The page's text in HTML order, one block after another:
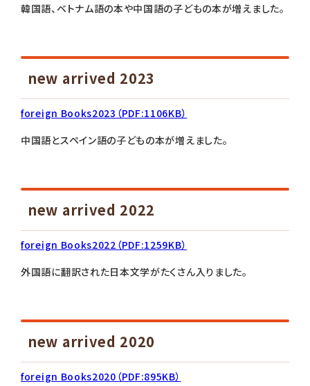
韓国語、ベトナム語の本や中国語の子どもの本が増えました。
new arrived 2023
foreign Books2023（PDF:1106KB）
中国語とスペイン語の子どもの本が増えました。
new arrived 2022
foreign Books2022（PDF:1259KB）
外国語に翻訳された日本文学がたくさん入りました。
new arrived 2020
foreign Books2020（PDF:895KB）